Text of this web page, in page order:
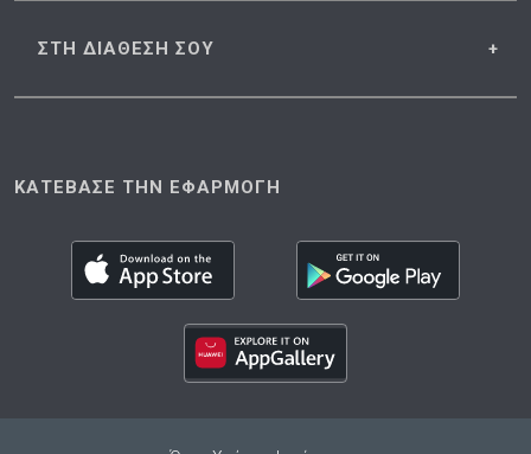
ΣΤΗ ΔΙΑΘΕΣΗ ΣΟΥ
ΚΑΤΕΒΑΣΕ ΤΗΝ ΕΦΑΡΜΟΓΗ